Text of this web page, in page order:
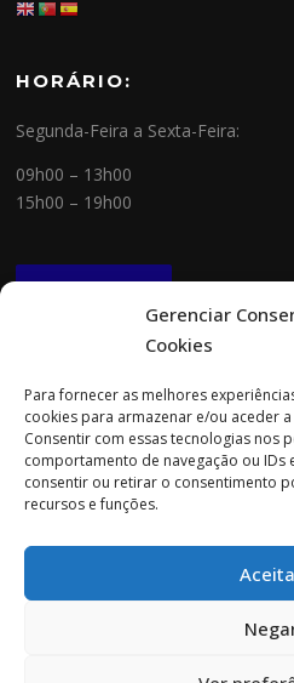
Gerenciar
Cookies
Para fornecer as melhores
cookies para armazenar e/ou aceder
Consentir com essas tecnologias nos
comportamento de navegação ou IDs
consentir ou retirar o consentimento
recursos e funções.
HORÁRIO:
Segunda-Feira a Sexta-Feira:
09h00 – 13h00
15h00 – 19h00
NEWSLETTER
Morada:
Rua Cidade do Porto 151
4705-085 Braga
Tlm: 919 782 600 (chamada para